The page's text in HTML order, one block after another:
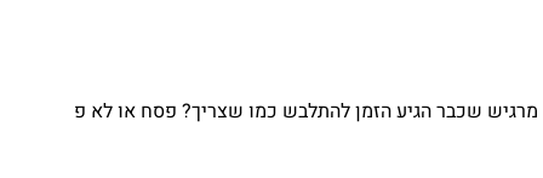
שכבר הגיע הזמן להתלבש כמו שצריך? פסח או לא פ